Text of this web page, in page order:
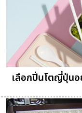
เลือกปิ่นโตญี่ปุ่นอ